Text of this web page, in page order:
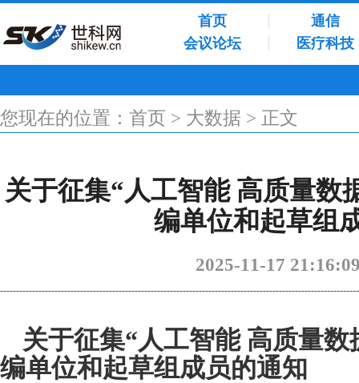
首页
通信
会议论坛
医疗科技
您现在的位置： 首页 > 大数据 > 正文
关于征集“人工智能 高质量数
编单位和起草组
2025-11-17
关于征集“人工智能 高质量数
编单位和起草组成员的通知